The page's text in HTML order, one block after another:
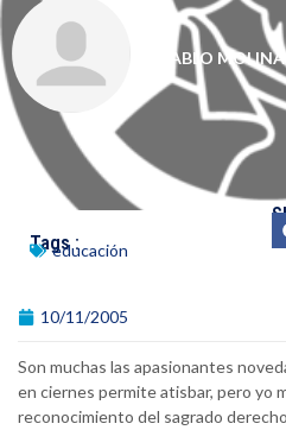
PABLO MOLINA
Tags :educación
10/11/2005
Son muchas las apasionantes
en ciernes permite atisbar, pero yo
reconocimiento del sagrado